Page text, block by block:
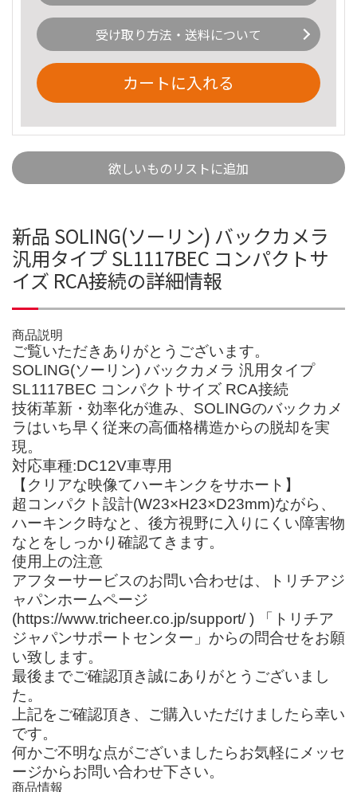
受け取り方法・送料について
カートに入れる
欲しいものリストに追加
新品 SOLING(ソーリン) バックカメラ
汎用タイプ SL1117BEC コンパクトサ
イズ RCA接続の詳細情報
商品説明
ご覧いただきありがとうございます。
SOLING(ソーリン) バックカメラ 汎用タイプ
SL1117BEC コンパクトサイズ RCA接続
技術革新・効率化が進み、SOLINGのバックカメ
ラはいち早く従来の高価格構造からの脱却を実
現。
対応車種:DC12V車専用
【クリアな映像てハーキンクをサホート】
超コンパクト設計(W23×H23×D23mm)ながら、
ハーキンク時なと、後方視野に入りにくい障害物
なとをしっかり確認てきます。
使用上の注意
アフターサービスのお問い合わせは、トリチアジ
ャパンホームページ
(https://www.tricheer.co.jp/support/ ) 「トリチア
ジャパンサポートセンター」からの問合せをお願
い致します。
最後までご確認頂き誠にありがとうございまし
た。
上記をご確認頂き、ご購入いただけましたら幸い
です。
何かご不明な点がございましたらお気軽にメッセ
ージからお問い合わせ下さい。
商品情報